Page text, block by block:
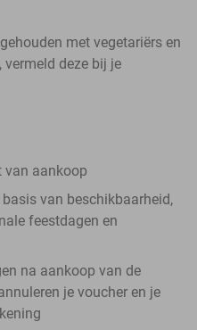
met vegetariërs en
deze bij je
van aankoop
van beschikbaarheid,
feestdagen en
na aankoop van de
je voucher en je